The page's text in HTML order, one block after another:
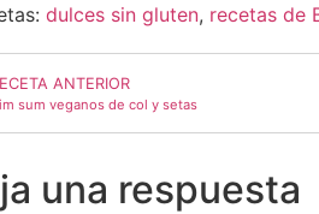
dulces sin gluten, recetas de
ANTERIOR
sum veganos de col y setas
una respuesta